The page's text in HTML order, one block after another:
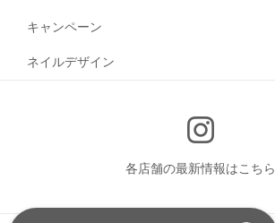
キャンペーン
ネイルデザイン
各店舗の最新情報はこちら